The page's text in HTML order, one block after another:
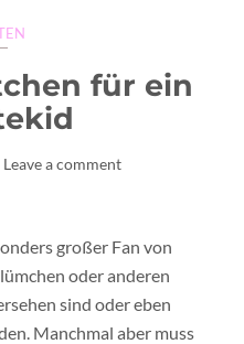
für ein
Leave a comment
großer Fan von
oder anderen
sind oder eben
Manchmal aber muss